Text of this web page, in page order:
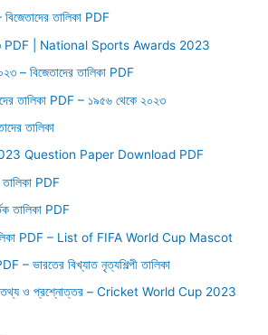
তালিকা PDF
PDF | National Sports Awards 2023
– বিজেতাদের তালিকা PDF
তালিকা PDF – ১৯৫৬ থেকে ২০২৩
তালিকা
Question Paper Download PDF
তালিকা PDF
তালিকা PDF
তালিকা PDF – List of FIFA World Cup Mascot
– ভারতের বিখ্যাত নৃত্যশিল্পী তালিকা
তথ্য ও প্রশ্নোত্তর – Cricket World Cup 2023